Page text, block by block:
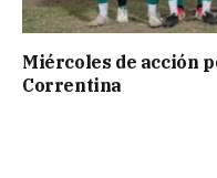
Miércoles de acción
Correntina